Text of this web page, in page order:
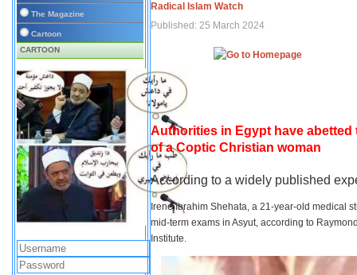
The Magazine
Cartoon
CARTOON
Radical Islam Watch
Published: 25 March 2024
Authorities in Egypt have
of a Coptic Christian woman
According to a widely published
Irene Ibrahim Shehata, a 21-year-old medical
mid-term exams in Asyut, according to
Institute.